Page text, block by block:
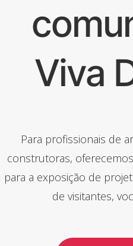
Viva
Para profissionais de
construtoras,
para a exposição de
de visitantes,